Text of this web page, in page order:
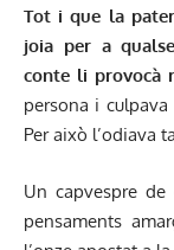
Tot i que la
joia per a
conte li provocà
persona i
Per això l’odiava
Un capvespre
pensaments